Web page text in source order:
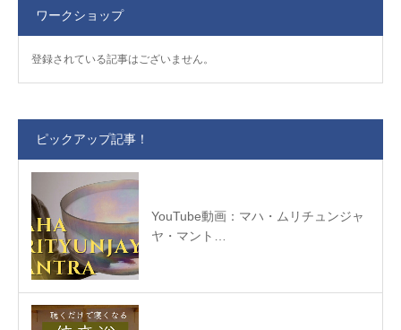
ワークショップ
登録されている記事はございません。
ピックアップ記事！
YouTube動画：マハ・ムリチュンジャ
ヤ・マント…